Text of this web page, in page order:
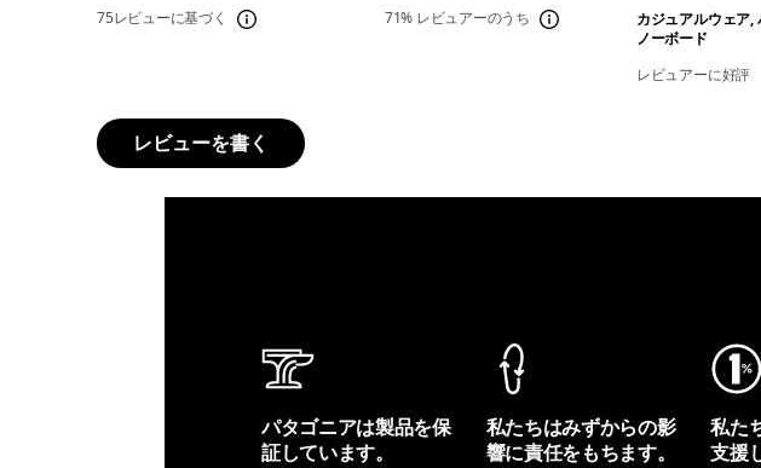
75レビューに基づく 71% レビュアーのうち
カジュアルウェア,
ノーボード
レビュアーに好評
レビューを書く
パタゴニアは製品を保
証しています。
私たちはみずからの影
響に責任をもちます。
私た
支援